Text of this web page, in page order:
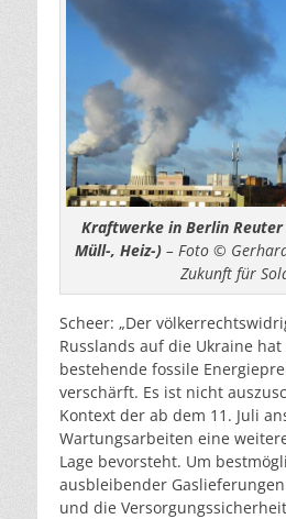
Kraftwerke in Berlin Reuter
Müll-, Heiz-)– Foto ©
Zukunft für
Scheer: „Der
Russlands auf die Ukraine
bestehende fossile
verschärft. Es ist nicht
Kontext der ab dem 11. Juli
Wartungsarbeiten eine
Lage bevorsteht. Um
ausbleibender
und die